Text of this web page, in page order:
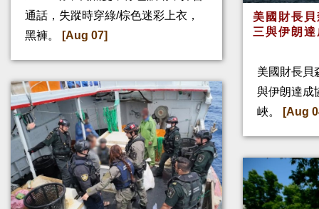
通話，失蹤時穿綠/棕色迷彩上衣，
黑褲。
[Aug 07]
美國財長
三與伊朗
美國財長貝
與伊朗達成
峽。
[Aug